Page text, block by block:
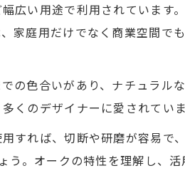
広い用途で利用されています
庭用だけでなく商業空間でも
の色合いがあり、ナチュラル
くのデザイナーに愛されていま
すれば、切断や研磨が容易で
。オークの特性を理解し、